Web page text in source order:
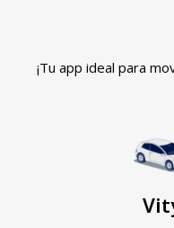
¡Tu app ideal para